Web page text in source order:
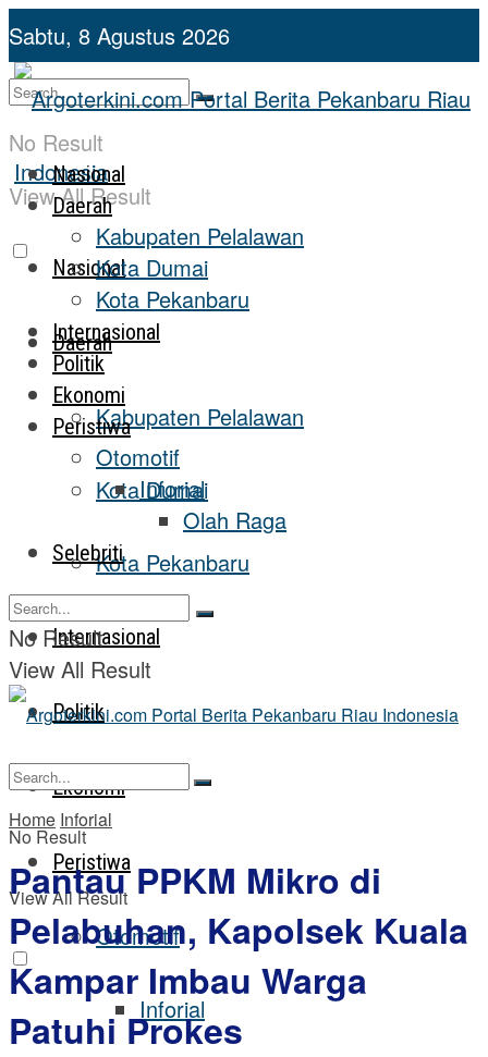
Sabtu, 8 Agustus 2026
No Result
View All Result
Nasional
Daerah
Kabupaten Pelalawan
Kota Dumai
Kota Pekanbaru
Internasional
Politik
Ekonomi
Peristiwa
Otomotif
Inforial
Nasional
Daerah
Kabupaten Pelalawan
Kota Dumai
Kota Pekanbaru
Internasional
Politik
Ekonomi
Peristiwa
Otomotif
Inforial
Olah Raga
Selebriti
No Result
View All Result
No Result
View All Result
Home Inforial
Pantau PPKM Mikro di
Pelabuhan, Kapolsek Kuala
Kampar Imbau Warga
Patuhi Prokes